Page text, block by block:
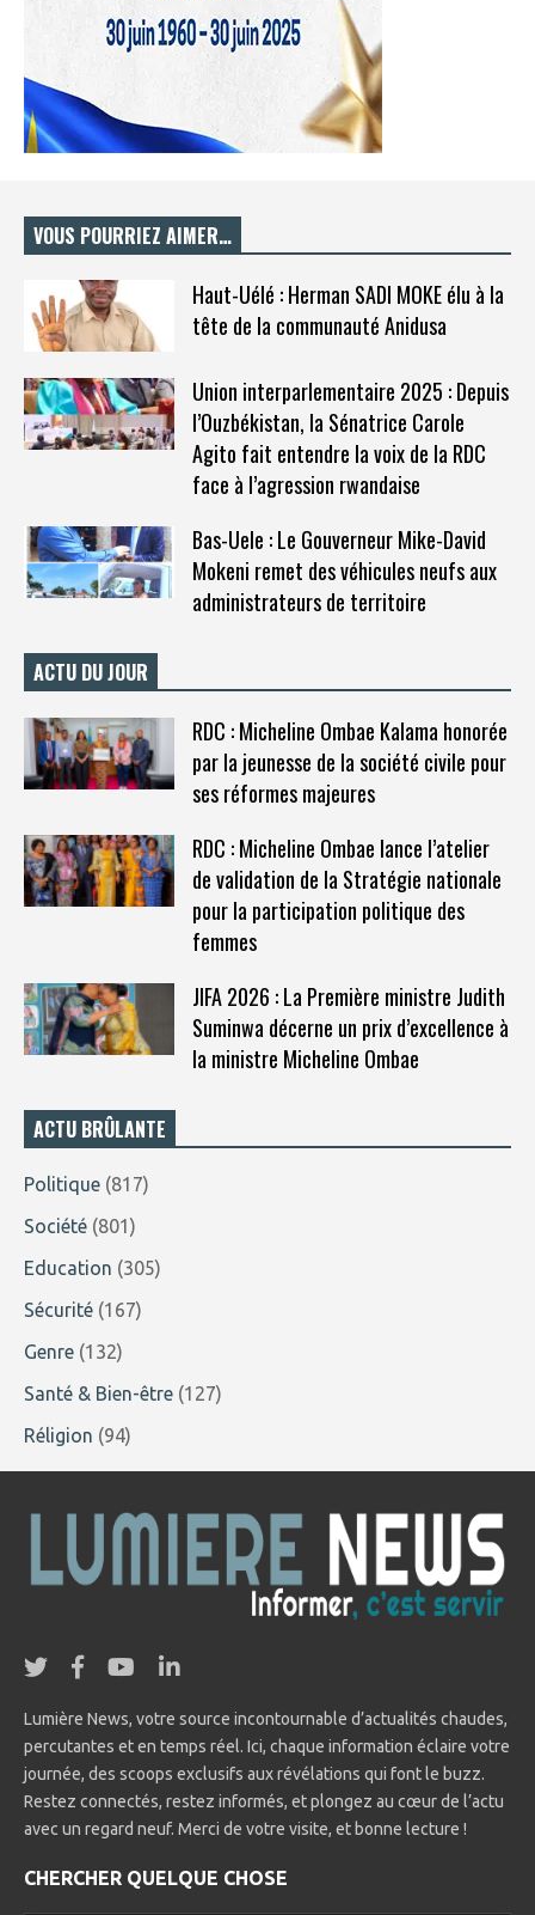
VOUS POURRIEZ AIMER…
Haut-Uélé : Herman SADI MOKE élu à la
tête de la communauté Anidusa
Union interparlementaire 2025 : Depuis
l’Ouzbékistan, la Sénatrice Carole
Agito fait entendre la voix de la RDC
face à l’agression rwandaise
Bas-Uele : Le Gouverneur Mike-David
Mokeni remet des véhicules neufs aux
administrateurs de territoire
ACTU DU JOUR
RDC : Micheline Ombae Kalama honorée
par la jeunesse de la société civile pour
ses réformes majeures
RDC : Micheline Ombae lance l’atelier
de validation de la Stratégie nationale
pour la participation politique des
femmes
JIFA 2026 : La Première ministre Judith
Suminwa décerne un prix d’excellence à
la ministre Micheline Ombae
ACTU BRÛLANTE
Politique (817)
Société (801)
Education (305)
Sécurité (167)
Genre (132)
Santé & Bien-être (127)
Réligion (94)
Lumière News, votre source incontournable d’actualités chaudes,
percutantes et en temps réel. Ici, chaque information éclaire votre
journée, des scoops exclusifs aux révélations qui font le buzz.
Restez connectés, restez informés, et plongez au cœur de l’actu
avec un regard neuf. Merci de votre visite, et bonne lecture !
CHERCHER QUELQUE CHOSE